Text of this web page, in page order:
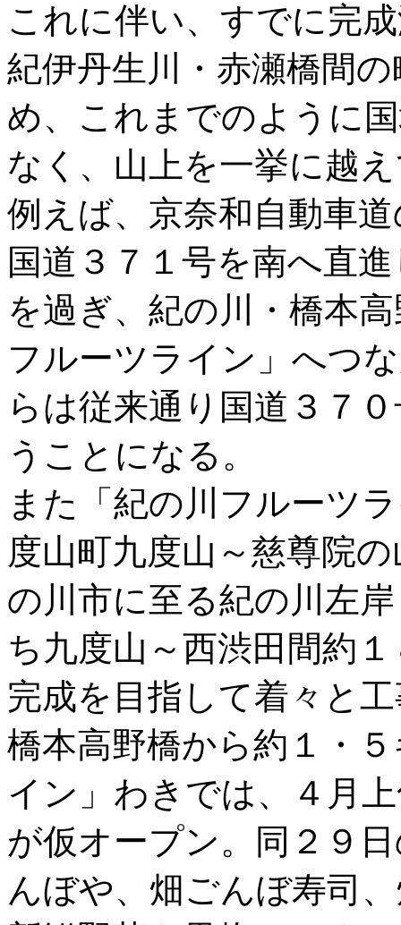
これに伴い、すでに完
紀伊丹生川・赤瀬橋間
め、これまでのように
なく、山上を一挙に越
例えば、京奈和自動車
国道３７１号を南へ直
を過ぎ、紀の川・橋本
フルーツライン」へつ
らは従来通り国道３７
うことになる。
また「紀の川フルーツ
度山町九度山～慈尊院
の川市に至る紀の川左
ち九度山～西渋田間約
完成を目指して着々と
橋本高野橋から約１・
イン」わきでは、４月
が仮オープン。同２９
んぼや、畑ごんぼ寿司